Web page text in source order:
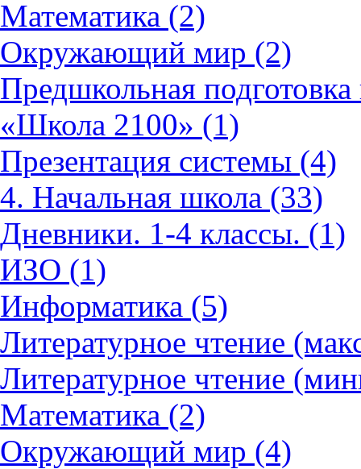
Математика (2)
Окружающий мир (2)
Предшкольная
«Школа 2100» (1)
Презентация системы (4)
4. Начальная школа (33)
Дневники. 1-4 классы. (1)
ИЗО (1)
Информатика (5)
Литературное чтение
Литературное чтение
Математика (2)
Окружающий мир (4)